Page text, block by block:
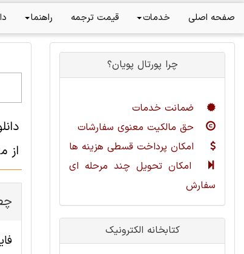
صفحه اصلی خدمات قیمت ترجمه راهنما
از
چرا پورتال پویان؟
ضمانت خدمات
حق مالکیت معنوی سفارشات
امکان پرداخت قسطی هزینه ها
امکان تحویل چند مرحله ای
سفارش
کتابخانه الکترونیک